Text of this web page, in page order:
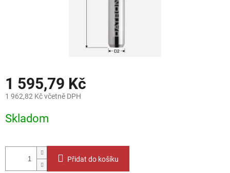
1 595,79 Kč
1 962,82 Kč včetně DPH
cena:
Skladom
Přidat do košíku